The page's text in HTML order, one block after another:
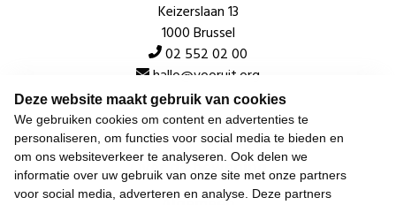
Deze website maakt gebruik van cookies
We gebruiken cookies om content en advertenties te
personaliseren, om functies voor social media te bieden en
om ons websiteverkeer te analyseren. Ook delen we
informatie over uw gebruik van onze site met onze partners
voor social media, adverteren en analyse. Deze partners
Keizerslaan 13
1000 Brussel
02 552 02 00
hallo@vooruit.org
Snel
Over de beweging